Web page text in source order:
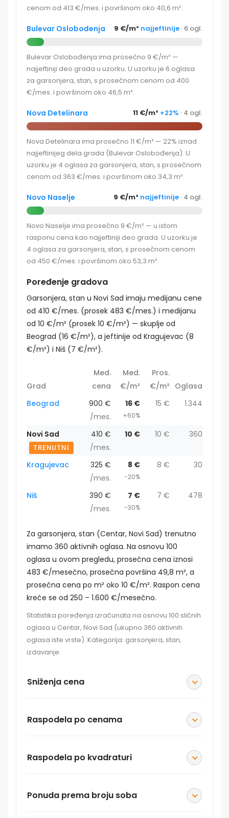
cenom od 413 €/mes. i površinom oko 40,6 m².
Bulevar Oslobođenja 9 €/m² najjeftinije · 6 ogl.
Bulevar Oslobođenja ima prosečno 9 €/m² —
najjeftiniji deo grada u uzorku. U uzorku je 6 oglasa
za garsonjera, stan, s prosečnom cenom od 400
€/mes. i površinom oko 46,5 m².
Nova Detelinara 11 €/m² +22% · 4 ogl.
Nova Detelinara ima prosečno 11 €/m² — 22% iznad
najjeftinijeg dela grada (Bulevar Oslobođenja). U
uzorku je 4 oglasa za garsonjera, stan, s prosečnom
cenom od 363 €/mes. i površinom oko 34,3 m².
Novo Naselje 9 €/m² najjeftinije · 4 ogl.
Novo Naselje ima prosečno 9 €/m² — u istom
rasponu cena kao najjeftiniji deo grada. U uzorku je
4 oglasa za garsonjera, stan, s prosečnom cenom
od 450 €/mes. i površinom oko 53,3 m².
Poređenje gradova
Garsonjera, stan u Novi Sad imaju medijanu cene
od 410 €/mes. (prosek 483 €/mes.) i medijanu
od 10 €/m² (prosek 10 €/m²) — skuplje od
Beograd (16 €/m²), a jeftinije od Kragujevac (8
€/m²) i Niš (7 €/m²).
Grad
Med.
cena
Med.
€/m²
Pros.
€/m² Oglasa
Beograd
900 €
/mes.
16 €
+60%
15 € 1.344
Novi Sad
TRENUTNI
410 €
/mes.
10 € 10 € 360
Kragujevac
325 €
/mes.
8 €
-20%
8 € 30
Niš
390 €
/mes.
7 €
-30%
7 € 478
Za garsonjera, stan (Centar, Novi Sad) trenutno
imamo 360 aktivnih oglasa. Na osnovu 100
oglasa u ovom pregledu, prosečna cena iznosi
483 €/mesečno, prosečna površina 49,8 m², a
prosečna cena po m² oko 10 €/m². Raspon cena
kreće se od 250 – 1.600 €/mesečno.
Statistika poređenja izračunata na osnovu 100 sličnih
oglasa u Centar, Novi Sad (ukupno 360 aktivnih
oglasa iste vrste). Kategorija: garsonjera, stan,
izdavanje.
Sniženja cena
Raspodela po cenama
Raspodela po kvadraturi
Ponuda prema broju soba